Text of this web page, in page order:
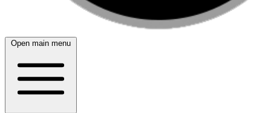
Open main menu